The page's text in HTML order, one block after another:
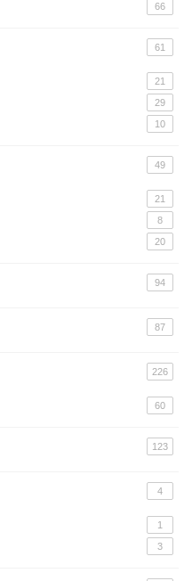
66
61
21
29
10
49
21
8
20
94
87
226
60
123
4
1
3